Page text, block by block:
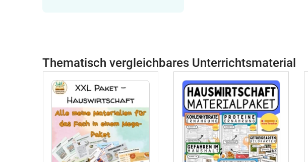
Thematisch vergleichbares Unterrichtsmaterial